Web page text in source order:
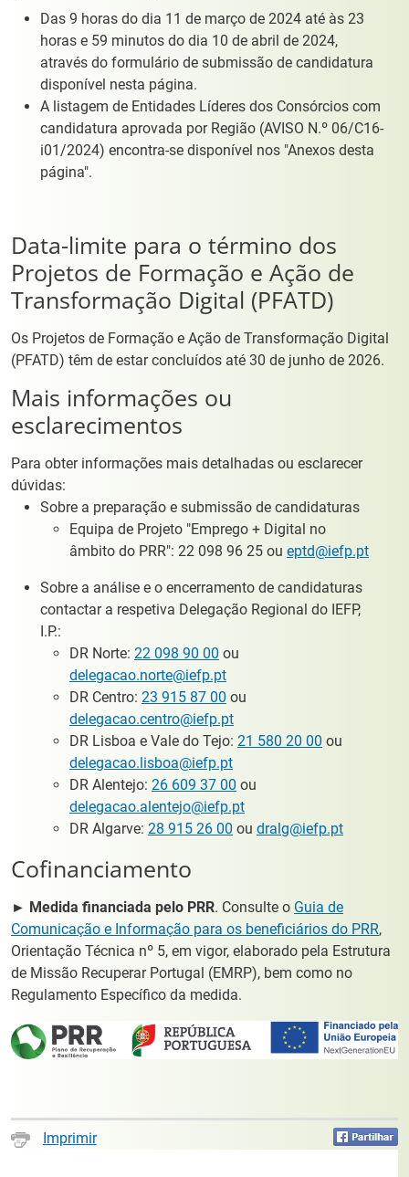
Das 9 horas do dia 11 de março de 2024 até às 23
horas e 59 minutos do dia 10 de abril de 2024,
através do formulário de submissão de candidatura
disponível nesta página.
A listagem de Entidades Líderes dos Consórcios com
candidatura aprovada por Região (AVISO N.º 06/C16-
i01/2024) encontra-se disponível nos "Anexos desta
página".
Data-limite para o término dos
Projetos de Formação e Ação de
Transformação Digital (PFATD)
Os Projetos de Formação e Ação de Transformação Digital
(PFATD) têm de estar concluídos até 30 de junho de 2026.
Mais informações ou
esclarecimentos
Para obter informações mais detalhadas ou esclarecer
dúvidas:
Sobre a preparação e submissão de candidaturas
Equipa de Projeto "Emprego + Digital no
âmbito do PRR": 22 098 96 25 ou eptd@iefp.pt
Sobre a análise e o encerramento de candidaturas
contactar a respetiva Delegação Regional do IEFP,
I.P.:
DR Norte: 22 098 90 00 ou
delegacao.norte@iefp.pt
DR Centro: 23 915 87 00 ou
delegacao.centro@iefp.pt
DR Lisboa e Vale do Tejo: 21 580 20 00 ou
delegacao.lisboa@iefp.pt
DR Alentejo: 26 609 37 00 ou
delegacao.alentejo@iefp.pt
DR Algarve: 28 915 26 00 ou dralg@iefp.pt
Cofinanciamento
► Medida financiada pelo PRR. Consulte o Guia de
Comunicação e Informação para os beneficiários do PRR,
Orientação Técnica nº 5, em vigor, elaborado pela Estrutura
de Missão Recuperar Portugal (EMRP), bem como no
Regulamento Específico da medida.
Imprimir